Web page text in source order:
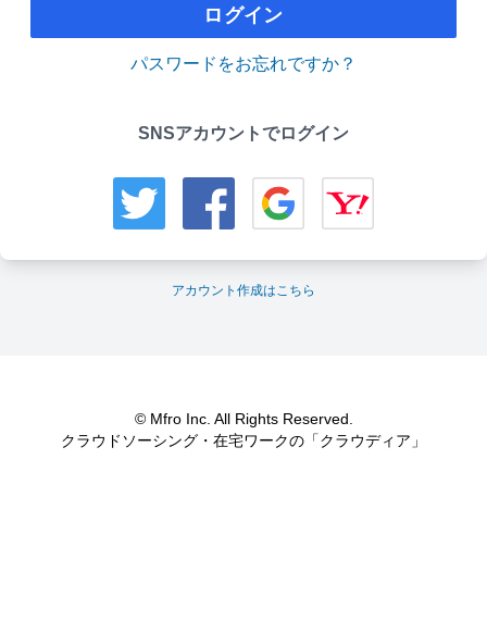
ログイン
パスワードをお忘れですか？
SNSアカウントでログイン
アカウント作成はこちら
© Mfro Inc. All Rights Reserved.
クラウドソーシング・在宅ワークの「クラウディア」